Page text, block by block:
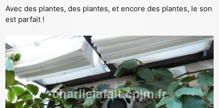
s
s
Avec des plantes, des plantes, et encore des plantes, le son
est parfait !